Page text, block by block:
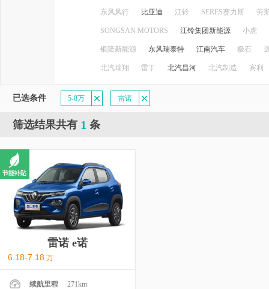
东风风行 比亚迪 江铃 SERES赛力斯 劳
SONGSAN MOTORS 江铃集团新能源 小虎
银隆新能源 东风瑞泰特 江南汽车 极石
北汽瑞翔 雷丁 北汽昌河 北汽制造 宾利
已选条件 5-8万 雷诺
筛选结果共有 1 条
雷诺 e诺
6.18-7.18 万
续航里程
271km